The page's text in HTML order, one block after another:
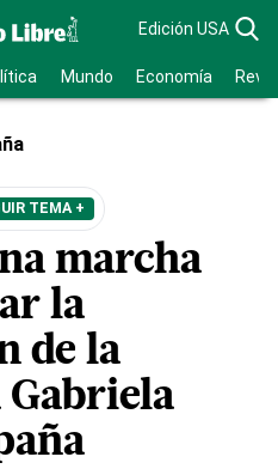
Edición USA
Mundo Economía
TEMA +
marcha
la
de la